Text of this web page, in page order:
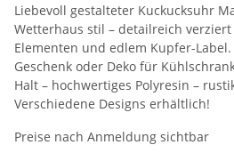
Liebevoll gestalteter Kuckucksuhr
Wetterhaus stil – detailreich
Elementen und edlem Kupfer-
Geschenk oder Deko für
Halt – hochwertiges Polyresin –
Verschiedene Designs erhältlich!
Preise nach Anmeldung sichtbar